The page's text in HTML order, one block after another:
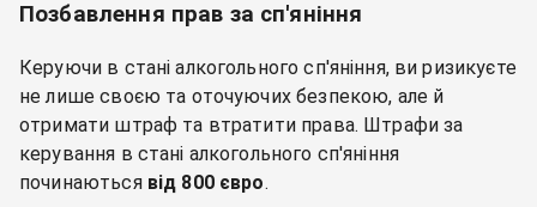
Позбавлення прав за сп'яніння
Керуючи в стані алкогольного сп'яніння, ви ризикуєте
не лише своєю та оточуючих безпекою, але й
отримати штраф та втратити права. Штрафи за
керування в стані алкогольного сп'яніння
починаються від 800 євро.